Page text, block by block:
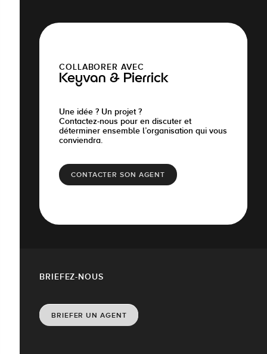
COLLABORER AVEC
Keyvan & Pierrick
Une idée ? Un projet ?
Contactez-nous pour en discuter et
déterminer ensemble l’organisation qui vous
conviendra.
CONTACTER SON AGENT
BRIEFEZ-NOUS
BRIEFER UN AGENT